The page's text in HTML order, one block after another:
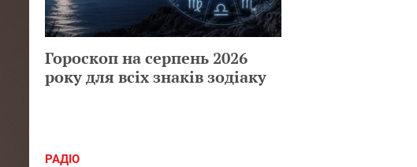
Гороскоп на серпень 2026
року для всіх знаків зодіаку
РАДІО